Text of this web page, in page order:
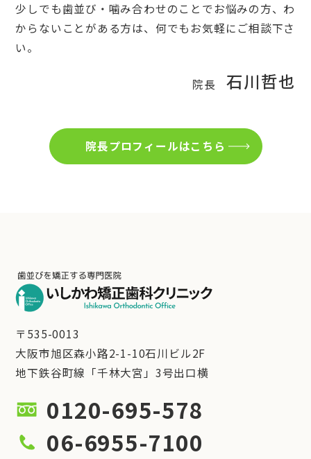
少しでも歯並び・噛み合わせのことでお悩みの方、わ
からないことがある方は、何でもお気軽にご相談下さ
い。
院長 石川哲也
院長プロフィールはこちら
〒535-0013
大阪市旭区森小路2-1-10石川ビル2F
地下鉄谷町線「千林大宮」3号出口横
0120-695-578
06-6955-7100